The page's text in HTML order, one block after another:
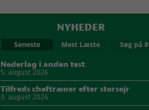
NYHEDER
Seneste Mest Læste Søg på #
Nederlag i anden test
5. august 2026
Tilfreds cheftræner efter storsejr
3. august 2026